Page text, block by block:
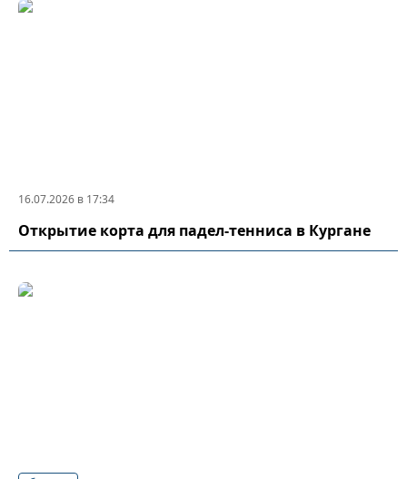
16.07.2026 в 17:34
Открытие корта для падел-тенниса в Кургане